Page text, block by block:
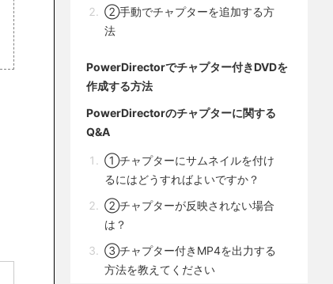
②手動でチャプターを追加する方
法
PowerDirectorでチャプター付きDVDを
作成する方法
PowerDirectorのチャプターに関する
Q&A
①チャプターにサムネイルを付け
るにはどうすればよいですか？
②チャプターが反映されない場合
は？
③チャプター付きMP4を出力する
方法を教えてください